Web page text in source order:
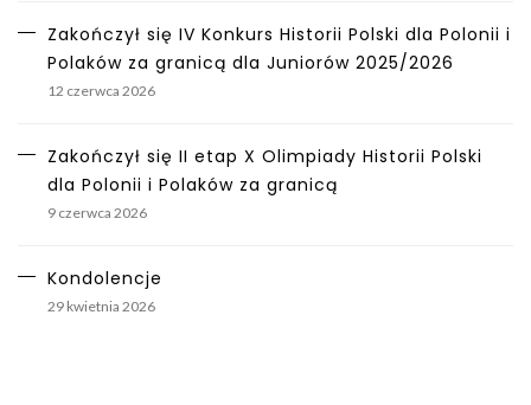
Zakończył się IV Konkurs Historii Polski dla Polonii i
Polaków za granicą dla Juniorów 2025/2026
12 czerwca 2026
Zakończył się II etap X Olimpiady Historii Polski
dla Polonii i Polaków za granicą
9 czerwca 2026
Kondolencje
29 kwietnia 2026